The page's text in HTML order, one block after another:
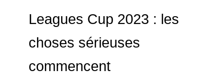
Leagues Cup 2023 : les
choses sérieuses
commencent